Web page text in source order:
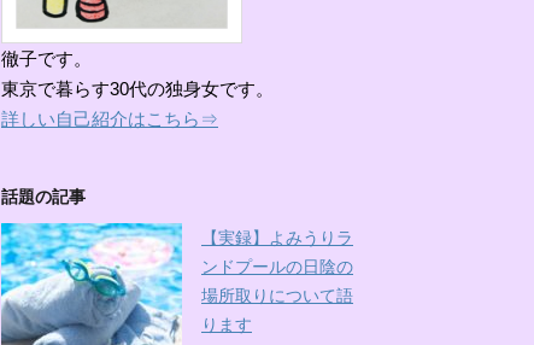
徹子です。
東京で暮らす30代の独身女です。
詳しい自己紹介はこちら⇒
話題の記事
【実録】よみうりラ
ンドプールの日陰の
場所取りについて語
ります